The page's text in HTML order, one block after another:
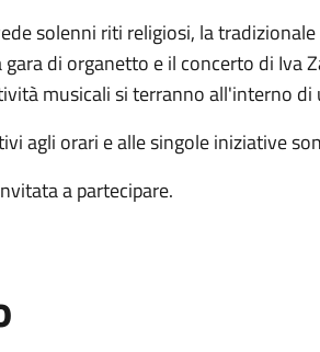
solenni riti religiosi, la
gara di organetto e il concerto di Iva
musicali si terranno all'interno
agli orari e alle singole iniziative
a partecipare.